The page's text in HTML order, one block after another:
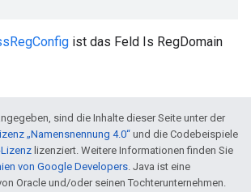
ist das Feld Is RegDomain
sind die Inhalte dieser Seite unter der
„Namensnennung 4.0“ und die Codebeispiele
lizenziert. Weitere Informationen finden Sie
von Google Developers. Java ist eine
Oracle und/oder seinen Tochterunternehmen.